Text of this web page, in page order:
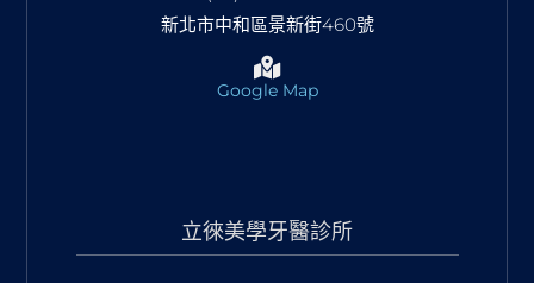
新北市中和區景新街460號
Google Map
立徠美學牙醫診所